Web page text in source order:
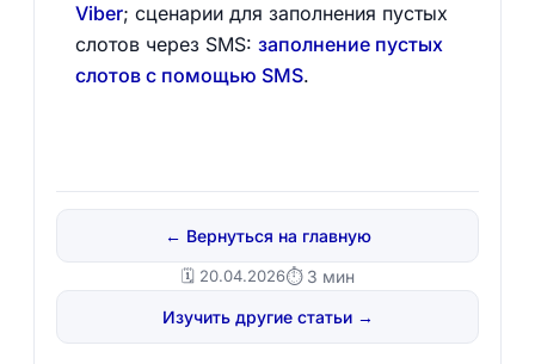
Viber; сценарии для заполнения пустых
слотов через SMS: заполнение пустых
слотов с помощью SMS.
← Вернуться на главную
🗓️ 20.04.2026⏱ 3 мин
Изучить другие статьи →